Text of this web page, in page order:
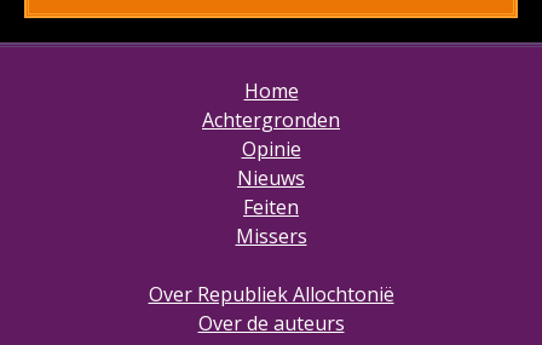
Home
Achtergronden
Opinie
Nieuws
Feiten
Missers
Over Republiek Allochtonië
Over de auteurs